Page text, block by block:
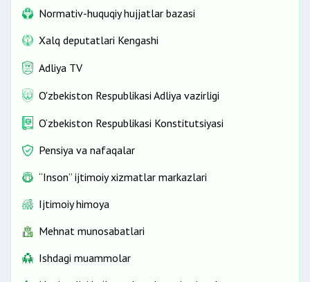
Normativ-huquqiy hujjatlar bazasi
Xalq deputatlari Kengashi
Adliya TV
O'zbekiston Respublikasi Adliya vazirligi
O‘zbekiston Respublikasi Konstitutsiyasi
Pensiya va nafaqalar
“Inson” ijtimoiy xizmatlar markazlari
Ijtimoiy himoya
Mehnat munosabatlari
Ishdagi muammolar